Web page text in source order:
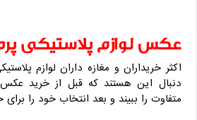
عکس لوازم پلاستیکی
اکثر خریداران و مغازه داران لوازم
دنبال این هستند که قبل از خرید
متفاوت را ببیند و بعد انتخاب خود را